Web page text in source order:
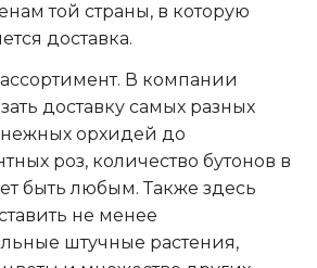
той страны, в которую
доставка.
В компании
доставку самых разных
нежных орхидей до
роз, количество бутонов в
быть любым. Также здесь
не менее
штучные растения,